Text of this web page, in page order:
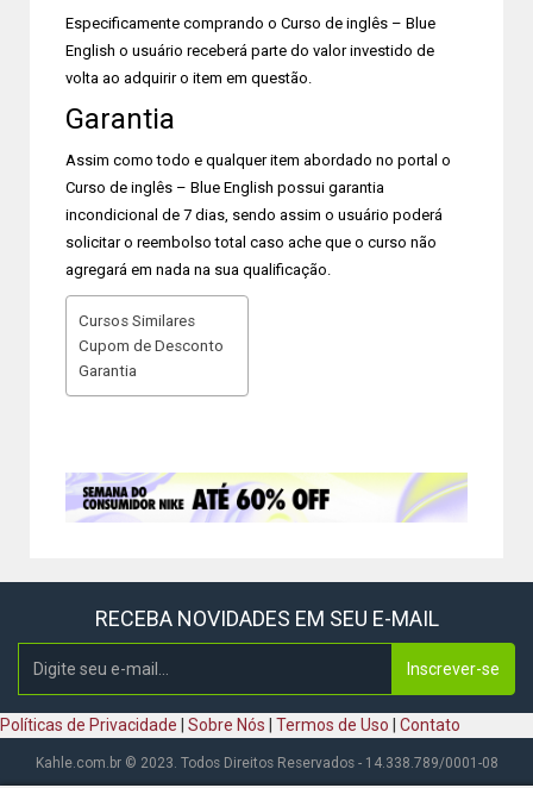
Especificamente comprando o Curso de inglês – Blue
English o usuário receberá parte do valor investido de
volta ao adquirir o item em questão.
Garantia
Assim como todo e qualquer item abordado no portal o
Curso de inglês – Blue English possui garantia
incondicional de 7 dias, sendo assim o usuário poderá
solicitar o reembolso total caso ache que o curso não
agregará em nada na sua qualificação.
Cursos Similares
Cupom de Desconto
Garantia
RECEBA NOVIDADES EM SEU E-MAIL
Inscrever-se
Políticas de Privacidade Sobre Nós Termos de Uso Contato
Kahle.com.br © 2023. Todos Direitos Reservados - 14.338.789/0001-08